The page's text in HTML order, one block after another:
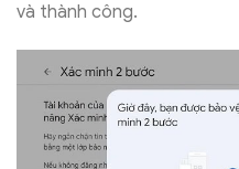
và thành công.